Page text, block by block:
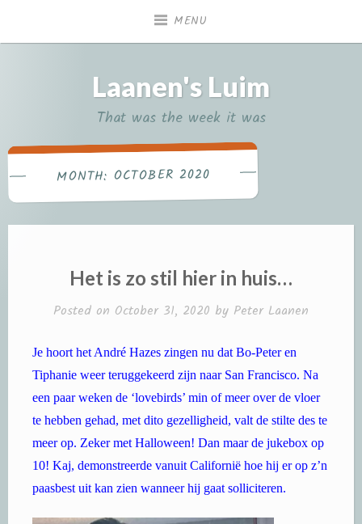
MENU
Laanen's Luim
That was the week it was
MONTH: OCTOBER 2020
Het is zo stil hier in huis…
Posted on October 31, 2020 by Peter Laanen
Je hoort het André Hazes zingen nu dat Bo-Peter en
Tiphanie weer teruggekeerd zijn naar San Francisco. Na
een paar weken de ‘lovebirds’ min of meer over de vloer
te hebben gehad, met dito gezelligheid, valt de stilte des te
meer op. Zeker met Halloween! Dan maar de jukebox op
10! Kaj, demonstreerde vanuit Californië hoe hij er op z’n
paasbest uit kan zien wanneer hij gaat solliciteren.